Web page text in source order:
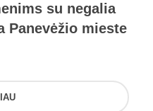
su negalia
Panevėžio mieste